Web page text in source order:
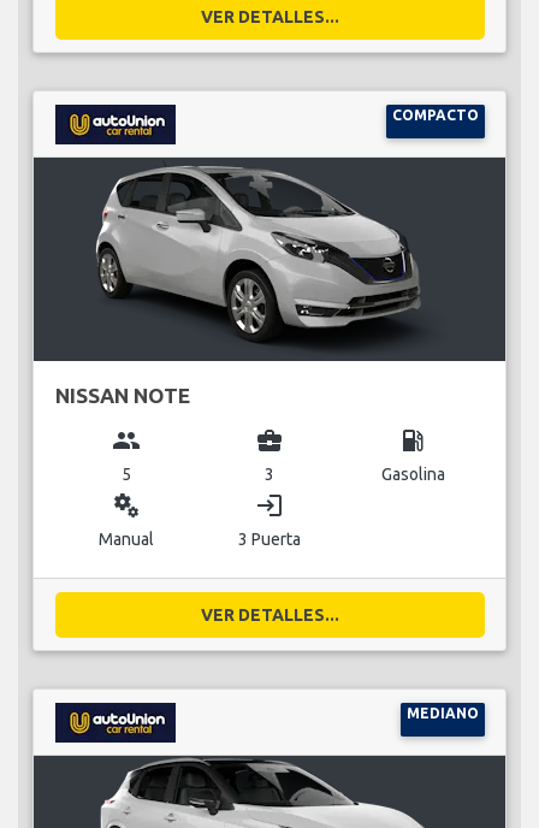
VER DETALLES...
COMPACTO
NISSAN NOTE
group
5
business_center
3
local_gas_station
Gasolina
miscellaneous_services
Manual
login
3 Puerta
VER DETALLES...
MEDIANO